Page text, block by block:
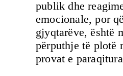
publik dhe
emocionale, por
gjyqtarëve, është
përputhje të plotë
provat e